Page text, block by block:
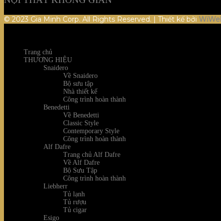
© 2023 Gia Minh Corp. All Rights Reserved. | Thiết kế bởi
Trang chủ
THƯƠNG HIỆU
Snaidero
Về Snaidero
Bộ sưu tập
Nhà thiết kế
Công trình hoàn thành
Benedetti
Về Benedetti
Classic Style
Contemporary Style
Công trình hoàn thành
Alf Dafre
Trang chủ Alf Dafre
Về Alf Dafre
Bộ Sưu Tập
Công trình hoàn thành
Liebherr
Tủ lạnh
Tủ rượu
Tủ cigar
Esigo